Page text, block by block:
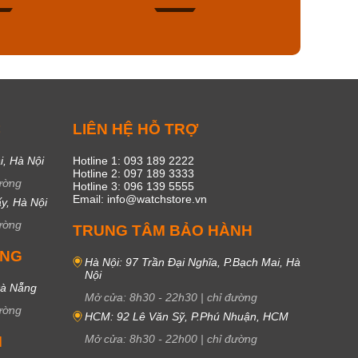
Hà Nội
Hà Nội
Nẵng
LIÊN HỆ HỖ TRỢ
Hotline 1: 093 189 2222
Hotline 2: 097 189 3333
Hotline 3: 096 139 5555
Email: info@watchstore.vn
TRUNG TÂM BẢO HÀNH
Hà Nội: 97 Trần Đại Nghĩa, P.Bạch Mai, Hà
Nội
Mở cửa: 8h30 - 22h30 | chỉ đường
HCM: 92 Lê Văn Sỹ, P.Phú Nhuận, HCM
Mở cửa: 8h30 - 22h00 | chỉ đường